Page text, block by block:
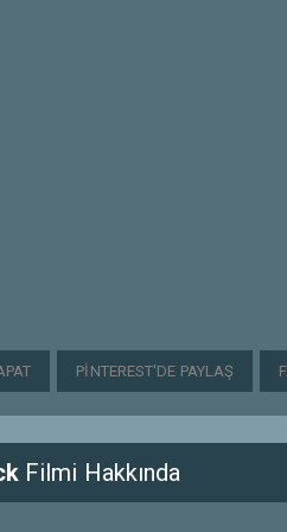
PINTEREST'DE PAYLAŞ
Filmi Hakkında